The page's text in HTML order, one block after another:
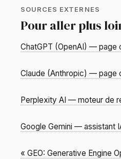
SOURCES EXTERNES
Pour aller plus
ChatGPT (OpenAI) — page
Claude (Anthropic) — page
Perplexity AI — moteur de
Google Gemini — assistant
« GEO: Generative Engine